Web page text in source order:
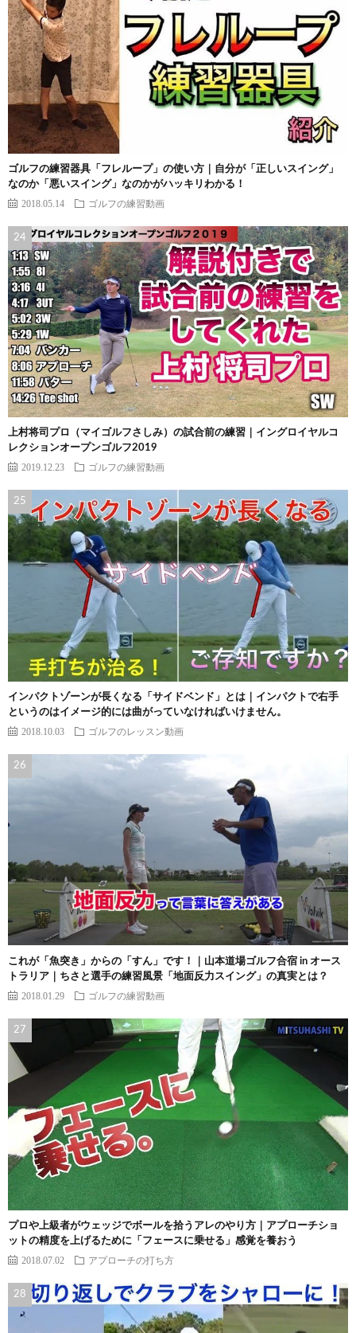
ゴルフの練習器具「フレループ」の使い方｜自分が「正しいスイング」
なのか「悪いスイング」なのかがハッキリわかる！
2018.05.14 ゴルフの練習動画
上村将司プロ（マイゴルフさしみ）の試合前の練習｜イングロイヤルコ
レクションオープンゴルフ2019
2019.12.23 ゴルフの練習動画
インパクトゾーンが長くなる「サイドベンド」とは｜インパクトで右手
というのはイメージ的には曲がっていなければいけません。
2018.10.03 ゴルフのレッスン動画
これが「魚突き」からの「すん」です！｜山本道場ゴルフ合宿 in オース
トラリア｜ちさと選手の練習風景「地面反力スイング」の真実とは？
2018.01.29 ゴルフの練習動画
プロや上級者がウェッジでボールを拾うアレのやり方｜アプローチショ
ットの精度を上げるために「フェースに乗せる」感覚を養おう
2018.07.02 アプローチの打ち方